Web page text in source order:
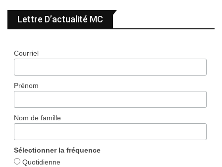
Lettre D’actualité MC
Courriel
Prénom
Nom de famille
Sélectionner la fréquence
Quotidienne